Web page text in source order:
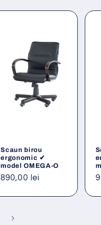
Scaun birou
ergonomic ✔
model OMEGA-O
Preț
890,00 lei